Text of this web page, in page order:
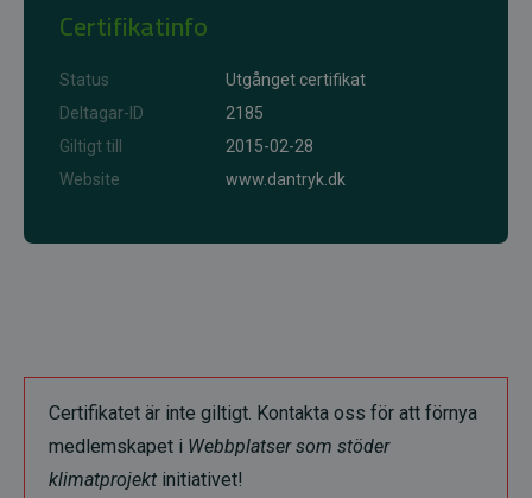
Certifikatinfo
Status
Utgånget certifikat
Deltagar-ID
2185
Giltigt till
2015-02-28
Website
www.dantryk.dk
Certifikatet är inte giltigt. Kontakta oss för att förnya
medlemskapet i Webbplatser som stöder
klimatprojekt initiativet!